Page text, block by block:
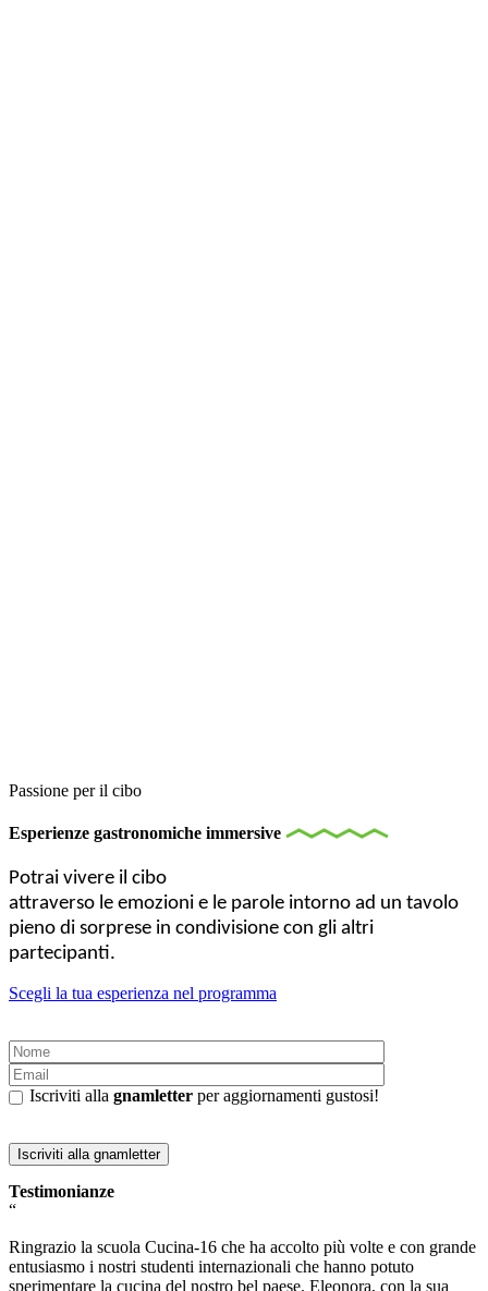
Passione per il cibo
Esperienze gastronomiche immersive
Potrai vivere il cibo
attraverso le emozioni e le parole intorno ad un tavolo
pieno di sorprese in condivisione con gli altri
partecipanti.
Scegli la tua esperienza nel programma
Iscriviti alla gnamletter per aggiornamenti gustosi!
Testimonianze
“
Ringrazio la scuola Cucina-16 che ha accolto più volte e con grande
entusiasmo i nostri studenti internazionali che hanno potuto
sperimentare la cucina del nostro bel paese. Eleonora, con la sua